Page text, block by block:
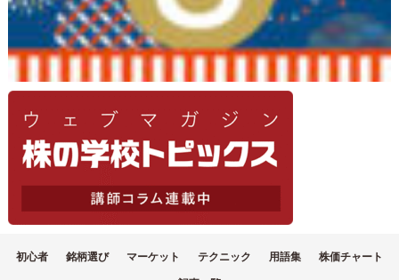
初心者 銘柄選び マーケット テクニック 用語集 株価チャート